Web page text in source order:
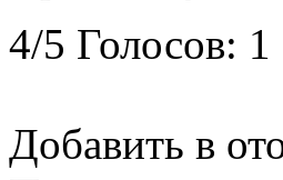
4/5 Голосов: 1
Добавить в